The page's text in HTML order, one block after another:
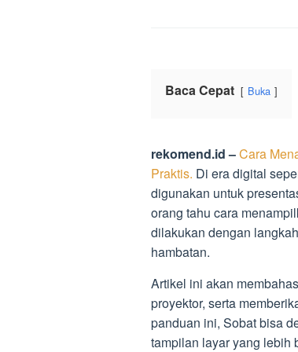
Baca Cepat Buka
rekomend.id –Cara
Praktis. Di era digital
digunakan untuk
orang tahu cara
dilakukan dengan
hambatan.
Artikel ini akan
proyektor, serta
panduan ini, Sobat bisa
tampilan layar yang lebih